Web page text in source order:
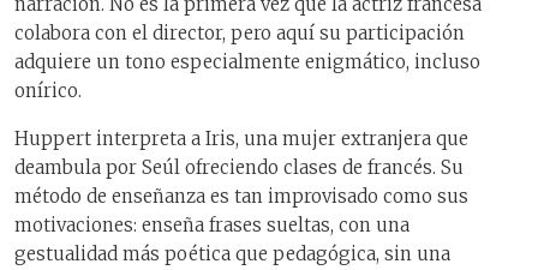
colabora con el director, pero aquí su participación
adquiere un tono especialmente enigmático, incluso
onírico.
Huppert interpreta a Iris, una mujer extranjera que
deambula por Seúl ofreciendo clases de francés. Su
método de enseñanza es tan improvisado como sus
motivaciones: enseña frases sueltas, con una
gestualidad más poética que pedagógica, sin una